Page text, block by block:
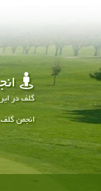
گلف در
انجمن